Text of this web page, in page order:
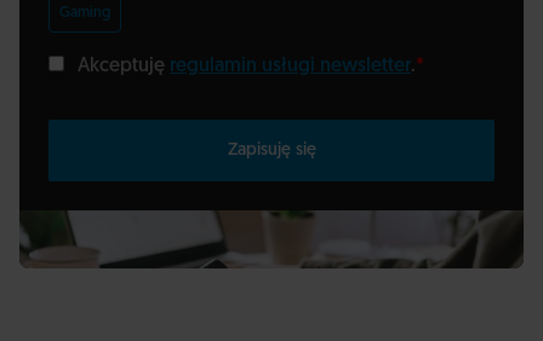
Gaming
Akceptuję regulamin usługi newsletter.*
Zapisuję się